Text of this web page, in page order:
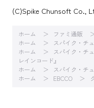
(C)Spike Chunsoft Co.,
ホーム ファミ通販
ホーム
スパイク・チ
ホーム
スパイク・チ
レインコード』
ホーム
スパイク・チ
ホーム
EBCCO